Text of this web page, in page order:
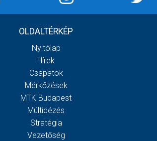
OLDALTÉRKÉP
Nyitólap
Hírek
Csapatok
Mérkőzések
MTK Budapest
Múltidézés
Stratégia
Vezetőség